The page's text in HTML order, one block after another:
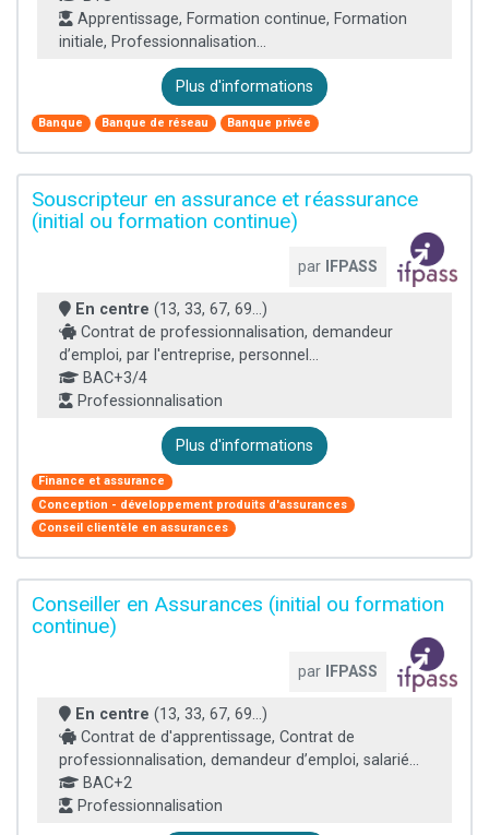
Apprentissage, Formation continue, Formation
initiale, Professionnalisation...
Plus d'informations
Banque Banque de réseau Banque privée
Souscripteur en assurance et réassurance
(initial ou formation continue)
par IFPASS
En centre (13, 33, 67, 69...)
Contrat de professionnalisation, demandeur
d’emploi, par l'entreprise, personnel...
BAC+3/4
Professionnalisation
Plus d'informations
Finance et assurance
Conception - développement produits d'assurances
Conseil clientèle en assurances
Conseiller en Assurances (initial ou formation
continue)
par IFPASS
En centre (13, 33, 67, 69...)
Contrat de d'apprentissage, Contrat de
professionnalisation, demandeur d’emploi, salarié...
BAC+2
Professionnalisation